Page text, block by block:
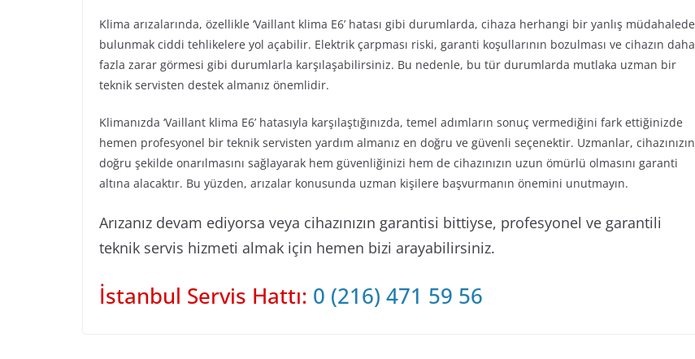
Klima arızalarında, özellikle ‘Vaillant klima E6’ hatası gibi durumlarda, cihaza herhangi bir yanlış müdahalede
bulunmak ciddi tehlikelere yol açabilir. Elektrik çarpması riski, garanti koşullarının bozulması ve cihazın daha
fazla zarar görmesi gibi durumlarla karşılaşabilirsiniz. Bu nedenle, bu tür durumlarda mutlaka uzman bir
teknik servisten destek almanız önemlidir.
Klimanızda ‘Vaillant klima E6’ hatasıyla karşılaştığınızda, temel adımların sonuç vermediğini fark ettiğinizde
hemen profesyonel bir teknik servisten yardım almanız en doğru ve güvenli seçenektir. Uzmanlar, cihazınızın
doğru şekilde onarılmasını sağlayarak hem güvenliğinizi hem de cihazınızın uzun ömürlü olmasını garanti
altına alacaktır. Bu yüzden, arızalar konusunda uzman kişilere başvurmanın önemini unutmayın.
Arızanız devam ediyorsa veya cihazınızın garantisi bittiyse, profesyonel ve garantili
teknik servis hizmeti almak için hemen bizi arayabilirsiniz.
İstanbul Servis Hattı: 0 (216) 471 59 56